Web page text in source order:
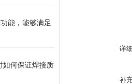
能，能够满足
如何保证焊接质
详
补